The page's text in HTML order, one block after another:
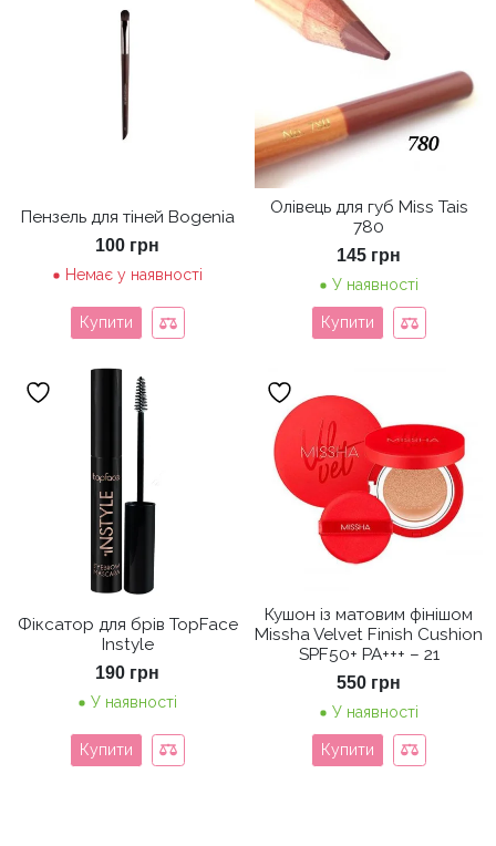
Пензель для тіней Bogenia
100 грн
Немає у наявності
Купити
Олівець для губ Miss Tais
780
145 грн
У наявності
Купити
Фіксатор для брів TopFace
Instyle
190 грн
У наявності
Купити
Кушон із матовим фінішом
Missha Velvet Finish Cushion
SPF50+ PA+++ – 21
550 грн
У наявності
Купити